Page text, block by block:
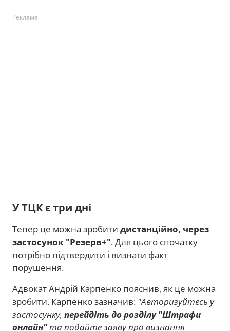
Реклама
У ТЦК є три дні
Тепер це можна зробити дистанційно, через
застосунок "Резерв+". Для цього спочатку
потрібно підтвердити і визнати факт
порушення.
Адвокат Андрій Карпенко пояснив, як це можна
зробити. Карпенко зазначив: "Авторизуйтесь у
застосунку, перейдіть до розділу "Штрафи
онлайн"та подайте заяву про визнання